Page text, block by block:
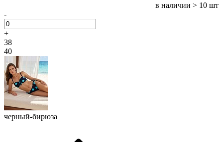
в наличии > 10 шт
-
+
38
40
черный-бирюза